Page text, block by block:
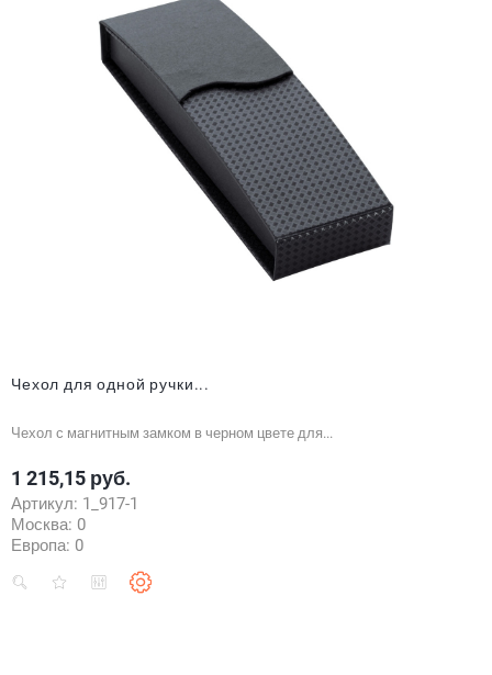
Чехол для одной ручки...
Чехол с магнитным замком в черном цвете для...
Цена
1 215,15 руб.
Артикул: 1_917-1
Москва: 0
Европа: 0